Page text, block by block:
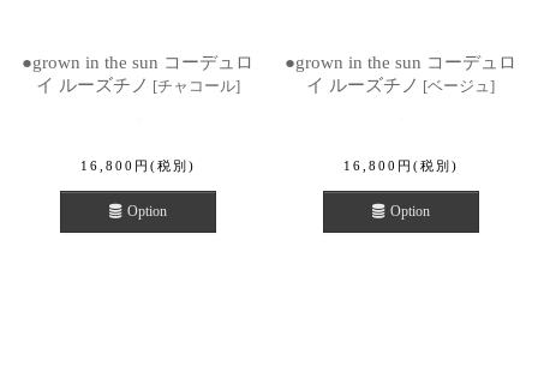
●grown in the sun コーデュロ
イ ルーズチノ [チャコール]
16,800 円 (税別)
Option
●grown in the sun コーデュロ
イ ルーズチノ [ベージュ ]
16,800 円 (税別)
Option